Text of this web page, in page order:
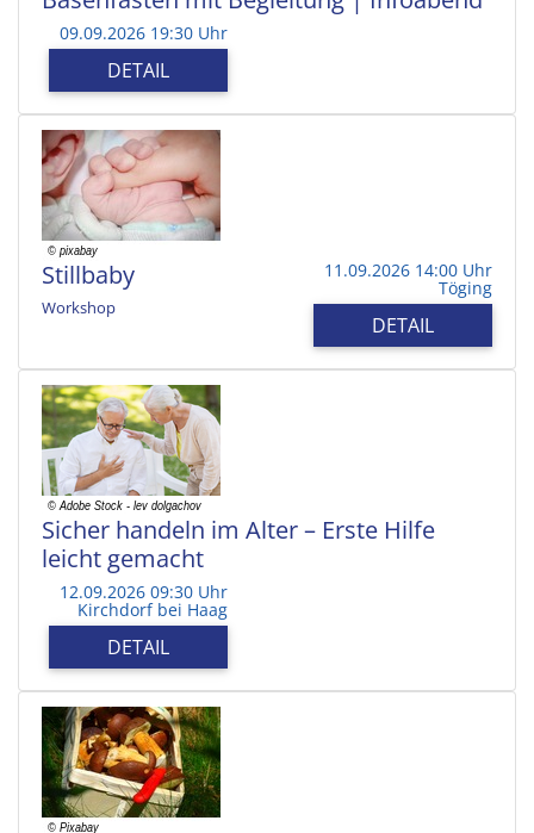
09.09.2026 19:30 Uhr
DETAIL
Stillbaby
Workshop
11.09.2026 14:00 Uhr
Töging
DETAIL
Sicher handeln im Alter – Erste Hilfe
leicht gemacht
12.09.2026 09:30 Uhr
Kirchdorf bei Haag
DETAIL